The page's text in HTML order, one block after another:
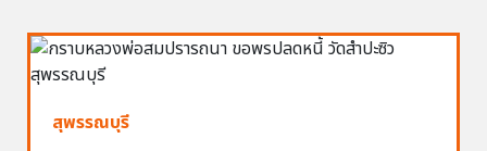
สุพรรณบุรี